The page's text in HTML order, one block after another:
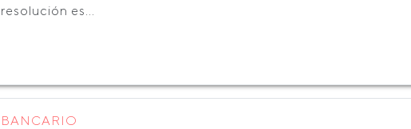
resolución es...
BANCARIO